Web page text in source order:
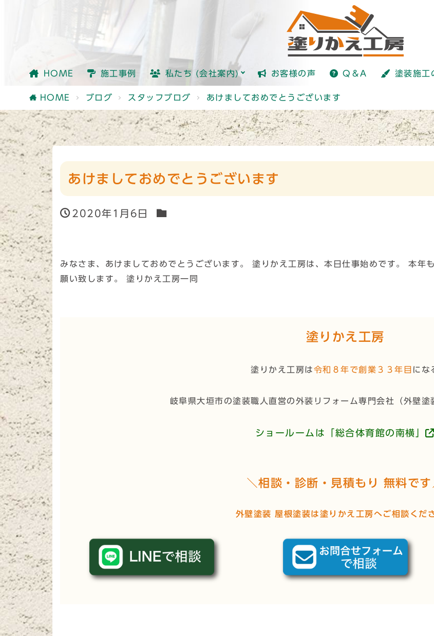
HOME 施工事例 私たち (会社案内)
他社との違い
社員紹介
会社情報
お客様の声 Q＆A 塗装施工
HOME ブログ スタッフブログ あけましておめでとうございます
あけましておめでとうございます
2020年1月6日
みなさま、あけましておめでとうございます。 塗りかえ工房は、本日仕事始めです。 本年
願い致します。 塗りかえ工房一同
塗りかえ工房
塗りかえ工房は令和８年で創業３３年目 にな
岐阜県大垣市の塗装職人直営の外装リフォーム専門会社（外壁塗
ショールームは「総合体育館の南横」
＼相談・診断・見積もり 無料です
外壁塗装 屋根塗装は塗りかえ工房へご相談くだ